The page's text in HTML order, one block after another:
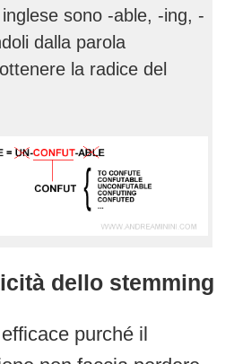
sono -able, -ing, -
dalla parola
la radice del
dello stemming
purché il